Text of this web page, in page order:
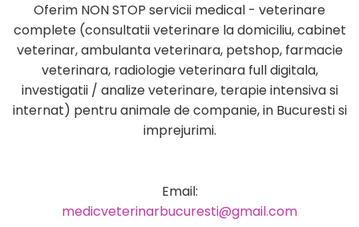
Oferim NON STOP servicii medical - veterinare
complete (consultatii veterinare la domiciliu, cabinet
veterinar, ambulanta veterinara, petshop, farmacie
veterinara, radiologie veterinara full digitala,
investigatii / analize veterinare, terapie intensiva si
internat) pentru animale de companie, in Bucuresti si
imprejurimi.
Email:
medicveterinarbucuresti@gmail.com